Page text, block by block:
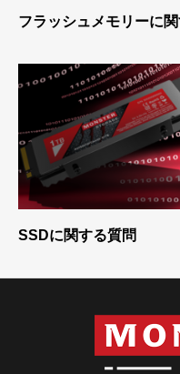
フラッシュメモリーに
SSDに関する質問